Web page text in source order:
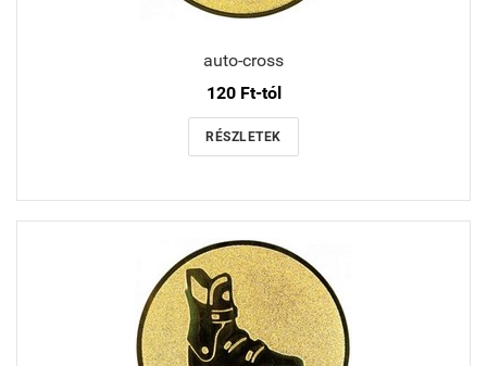
auto-cross
120 Ft-tól
RÉSZLETEK